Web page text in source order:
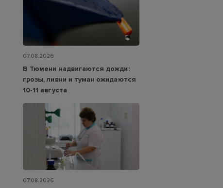
07.08.2026
В Тюмени надвигаются дожди:
грозы, ливни и туман ожидаются
10-11 августа
07.08.2026